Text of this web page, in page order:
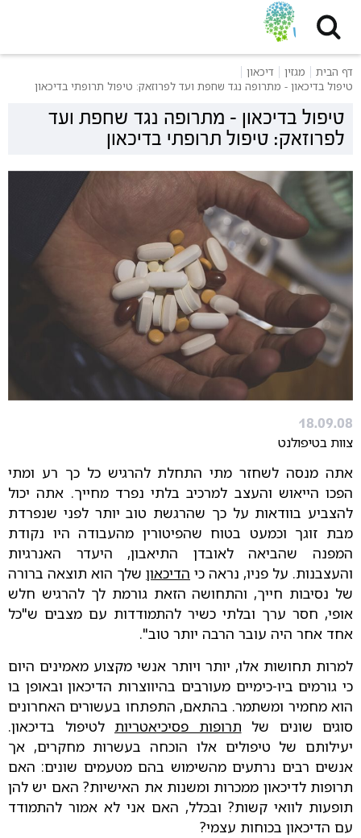
דף הבית מגזין
דיכאון
טיפול בדיכאון - מתרופה נגד שחפת ועד לפרוזאק: טיפול תרופתי בדיכאון
טיפול בדיכאון - מתרופה נגד שחפת ועד
לפרוזאק: טיפול תרופתי בדיכאון
18.09.08
צוות בטיפולנט
אתה מנסה לשחזר מתי התחלת להרגיש כל כך רע ומתי
הפכו הייאוש והעצב למרכיב בלתי נפרד מחייך. אתה יכול
להצביע בוודאות על כך שהרגשת טוב יותר לפני שנפרדת
מבת זוגך וכמעט בטוח שהפיטורין מהעבודה היו נקודת
המפנה שהביאה לאובדן התיאבון, היעדר האנרגיות
והעצבנות. על פניו, נראה כי הדיכאון שלך הוא תוצאה ברורה
של נסיבות חייך, והתחושה הזאת גורמת לך להרגיש חלש
אופי, חסר ערך ובלתי כשיר להתמודדות עם מצבים ש"כל
אחד אחר היה עובר הרבה יותר טוב".
למרות תחושות אלו, יותר ויותר אנשי מקצוע מאמינים היום
כי גורמים ביו-כימיים מעורבים בהיווצרות הדיכאון ובאופן בו
הוא מחמיר ומשתמר. בהתאם, התפתחו בעשורים האחרונים
סוגים שונים של תרופות פסיכיאטריות לטיפול בדיכאון.
יעילותם של טיפולים אלו הוכחה בעשרות מחקרים, אך
אנשים רבים נרתעים מהשימוש בהם מטעמים שונים: האם
תרופות לדיכאון ממכרות ומשנות את האישיות? האם יש להן
תופעות לוואי קשות? ובכלל, האם אני לא אמור להתמודד
עם הדיכאון בכוחות עצמי?